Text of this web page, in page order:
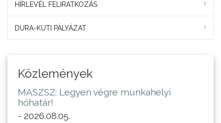
HÍRLEVÉL FELIRATKOZÁS
DURA-KUTI PÁLYÁZAT
Közlemények
MASZSZ: Legyen végre munkahelyi
hőhatár!
- 2026.08.05.